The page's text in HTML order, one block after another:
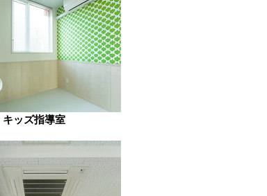
キッズ指導室